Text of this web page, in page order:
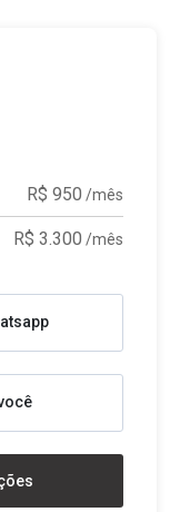
R$ 950 /mês
R$ 3.300 /mês